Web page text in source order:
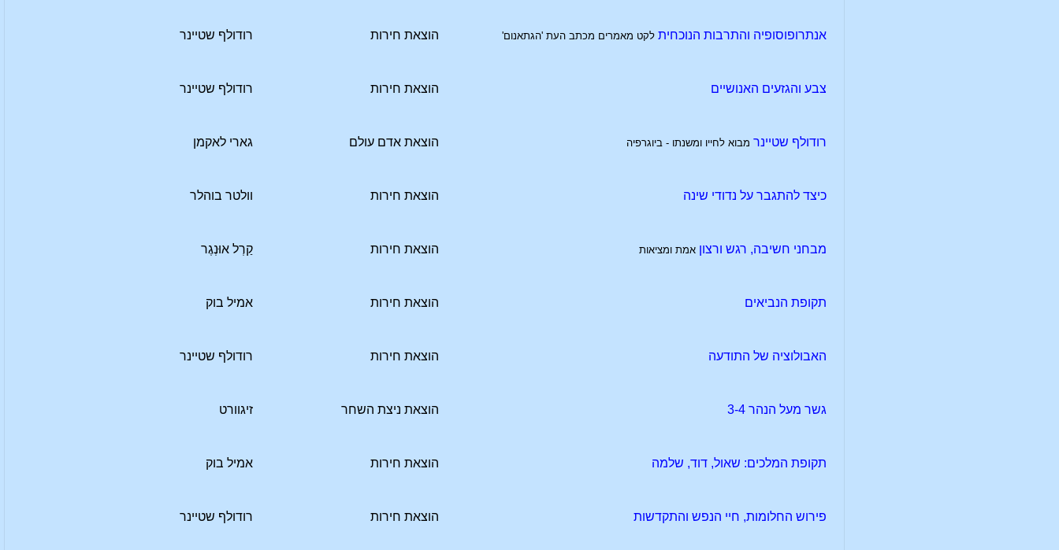
אנתרופוסופיה והתרבות הנוכחית לקט מאמרים מכתב העת 'הגתאנום' הוצאת חירות רודולף שטיינר
צבע והגזעים האנושיים הוצאת חירות רודולף שטיינר
רודולף שטיינר מבוא לחייו ומשנתו - ביוגרפיה הוצאת אדם עולם גארי לאקמן
כיצד להתגבר על נדודי שינה הוצאת חירות וולטר בוהלר
מבחני חשיבה, רגש ורצון אמת ומציאות הוצאת חירות קַרְל אוּנְגֶר
תקופת הנביאים הוצאת חירות אמיל בוק
האבולוציה של התודעה הוצאת חירות רודולף שטיינר
גשר מעל הנהר 3-4 הוצאת ניצת השחר זיגוורט
תקופת המלכים: שאול, דוד, שלמה הוצאת חירות אמיל בוק
פירוש החלומות, חיי הנפש והתקדשות הוצאת חירות רודולף שטיינר